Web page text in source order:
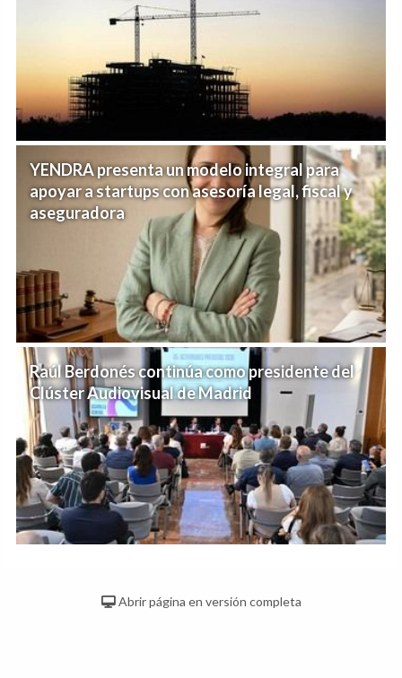
YENDRA presenta un modelo integral para
apoyar a startups con asesoría legal, fiscal y
aseguradora
Raúl Berdonés continúa como presidente del
Clúster Audiovisual de Madrid
Abrir página en versión completa